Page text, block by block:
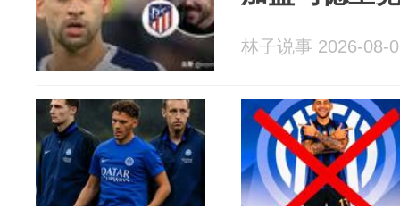
林子说事 2026-08-